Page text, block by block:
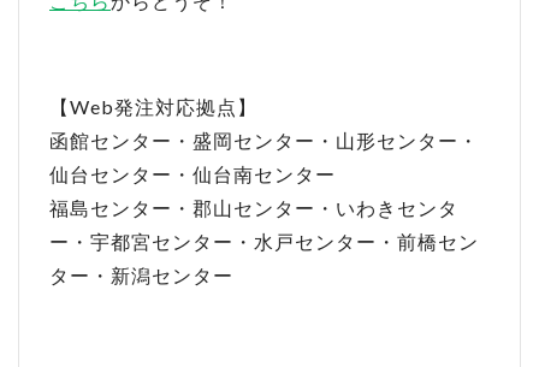
【Web発注対応拠点】
函館センター・盛岡センター・山形センター・
仙台センター・仙台南センター
福島センター・郡山センター・いわきセンタ
ー・宇都宮センター・水戸センター・前橋セン
ター・新潟センター